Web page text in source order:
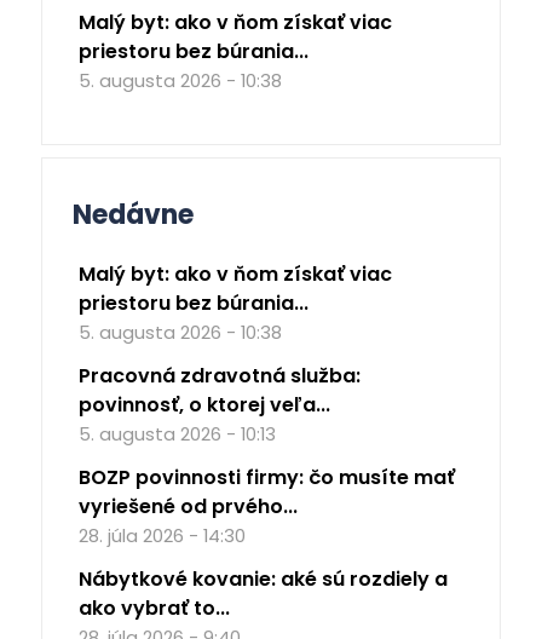
Malý byt: ako v ňom získať viac
priestoru bez búrania...
5. augusta 2026 - 10:38
Nedávne
Malý byt: ako v ňom získať viac
priestoru bez búrania...
5. augusta 2026 - 10:38
Pracovná zdravotná služba:
povinnosť, o ktorej veľa...
5. augusta 2026 - 10:13
BOZP povinnosti firmy: čo musíte mať
vyriešené od prvého...
28. júla 2026 - 14:30
Nábytkové kovanie: aké sú rozdiely a
ako vybrať to...